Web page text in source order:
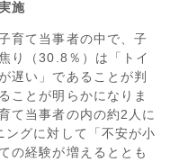
施
育て当事者の中で、子
り（30.8％）は「トイ
遅い」であることが判
ことが明らかになりま
て当事者の内の約2人に
グに対して「不安が小
の経験が増えるととも